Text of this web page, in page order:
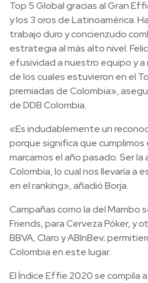
Top 5 Global gracias al Gran
y los 3 oros de Latinoamérica.
trabajo duro y concienzudo
estrategia al más alto nivel.
efusividad a nuestro equipo y
de los cuales estuvieron en el
premiadas de Colombia»,
de DDB Colombia.
«Es indudablemente un
porque significa que
marcamos el año pasado: Ser
Colombia, lo cual nos llevaría a
en el ranking», añadió Borja.
Campañas como la del Mambo
Friends, para Cerveza Póker, y
BBVA, Claro y ABInBev;
Colombia en este lugar.
El Índice Effie 2020 se compila